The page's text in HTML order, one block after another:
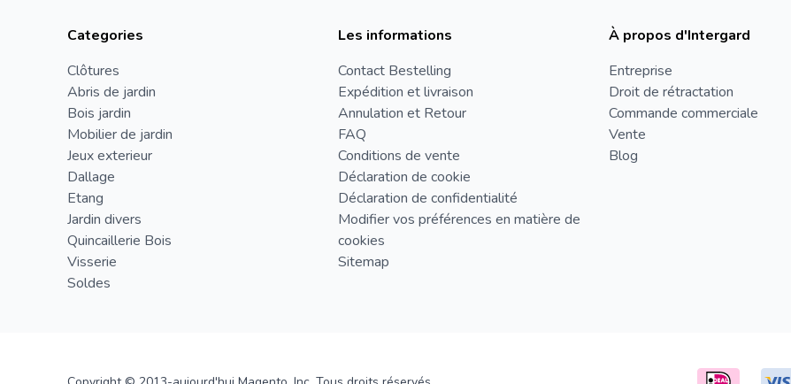
Categories
Clôtures
Abris de jardin
Bois jardin
Mobilier de jardin
Jeux exterieur
Dallage
Etang
Jardin divers
Quincaillerie Bois
Visserie
Soldes
Les informations
Contact Bestelling
Expédition et livraison
Annulation et Retour
FAQ
Conditions de vente
Déclaration de cookie
Déclaration de confidentialité
Modifier vos préférences en matière de
cookies
Sitemap
À propos d'Intergard
Entreprise
Droit de rétractation
Commande commerciale
Vente
Blog